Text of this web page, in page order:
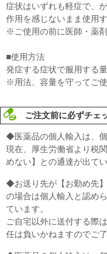
症状はいずれも軽症で、
作用を感じないまま使用
※ご使用の前に医師・薬剤
■使用方法
発症する症状で服用する
※用法、容量を守ってご使
ご注文前に必ずチェ
◆医薬品の個人輸入は、
現在、厚生労働省より税
めない】との通達が出てい
◆お送り先が【お勤め先
の場合は個人輸入と認め
ています。
ご自宅以外に送付する際
任は負いかねますのでご了